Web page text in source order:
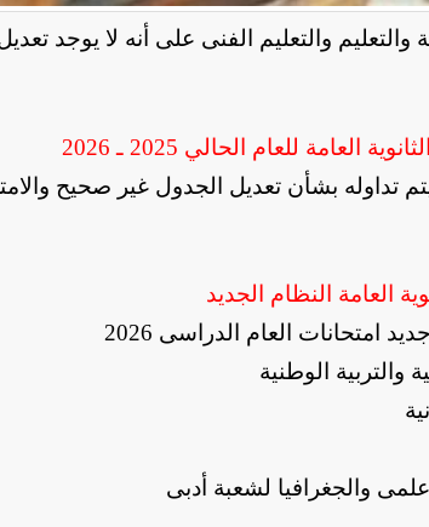
والتعليم الفنى على أنه لا يوجد
للعام الحالي 2025 ـ 2026
تداوله بشأن تعديل الجدول غير صحيح
العامة النظام الجديد
امتحانات العام الدراسى 2026